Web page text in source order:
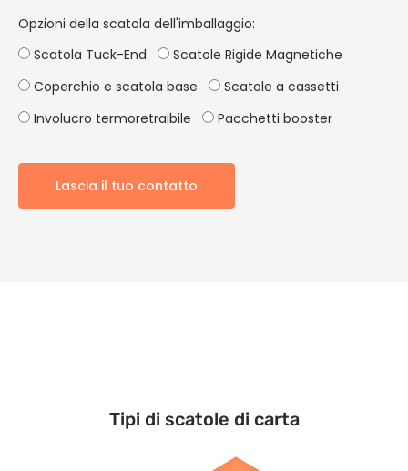
Opzioni della scatola dell'imballaggio:
Scatola Tuck-End
Scatole Rigide Magnetiche
Coperchio e scatola base
Scatole a cassetti
Involucro termoretraibile
Pacchetti booster
Lascia il tuo contatto
Tipi di scatole di carta